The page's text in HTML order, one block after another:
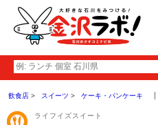
飲食店 スイーツ ケーキ・パンケーキ
ライフイズスイート